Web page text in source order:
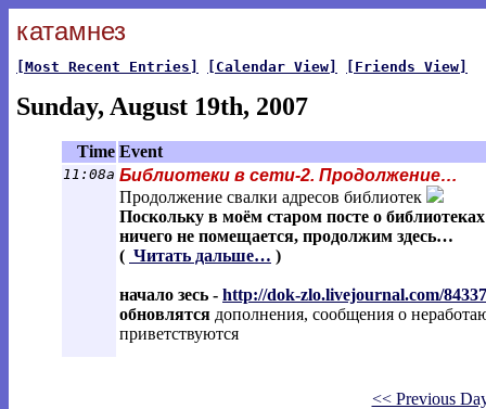
катамнез
[Most Recent Entries] [Calendar View] [Friends View]
Sunday, August 19th, 2007
Time Event
11:08a Библиотеки в сети-2. Продолжение…
Продолжение свалки адресов библиотек
Поскольку в моём старом посте о
ничего не помещается, продолжим здесь…
( Читать дальше… )
начало зесь - http://dok-zlo.livejournal.com/
обновлятся дополнения, сообщения о
приветствуются
<< Previous